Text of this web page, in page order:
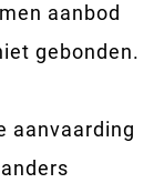
aanbod
gebonden.
aanvaarding